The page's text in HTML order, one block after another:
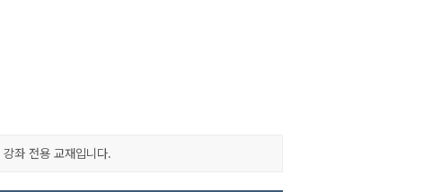
강좌 전용 교재입니다.